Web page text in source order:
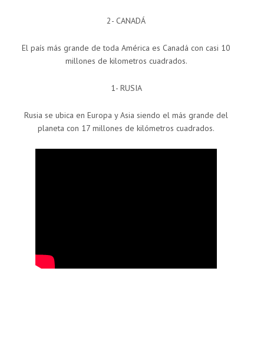
2- CANADÁ
El país más grande de toda América es Canadá con casi 10
millones de kilometros cuadrados.
1- RUSIA
Rusia se ubica en Europa y Asia siendo el más grande del
planeta con 17 millones de kilómetros cuadrados.